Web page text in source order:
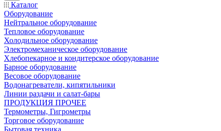
Каталог
Оборудование
Нейтральное оборудование
Тепловое оборудование
Холодильное оборудование
Электромеханическое оборудование
Хлебопекарное и кондитерское оборудование
Барное оборудование
Весовое оборудование
Водонагреватели, кипятильники
Линии раздачи и салат-бары
ПРОДУКЦИЯ ПРОЧЕЕ
Термометры, Гигрометры
Торговое оборудование
Бытовая техника